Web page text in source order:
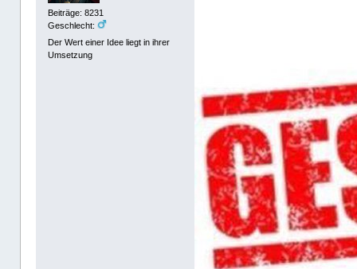
Beiträge: 8231
Geschlecht:
Der Wert einer Idee liegt in ihrer
Umsetzung